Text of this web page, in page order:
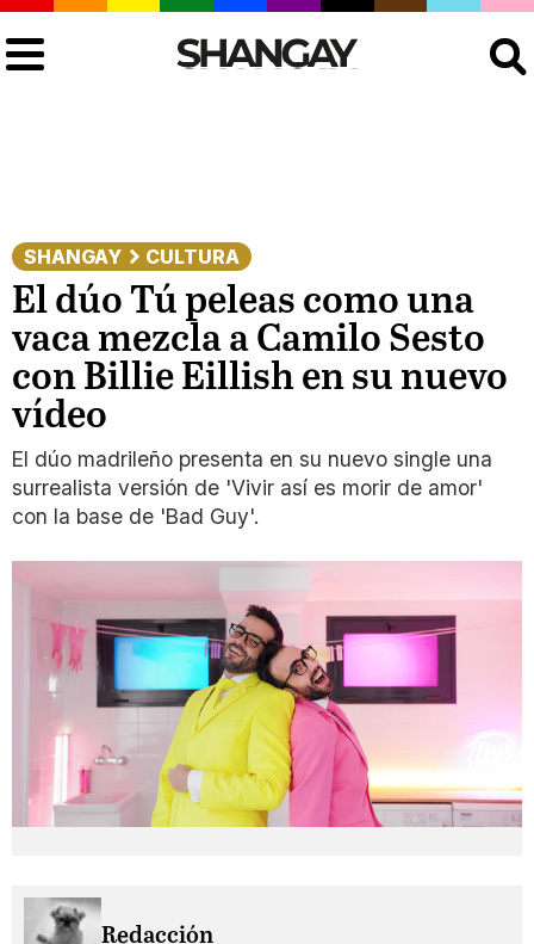
SHANGAY CULTURA
El dúo Tú peleas como una
vaca mezcla a Camilo Sesto
con Billie Eillish en su nuevo
vídeo
El dúo madrileño presenta en su nuevo single una
surrealista versión de 'Vivir así es morir de amor'
con la base de 'Bad Guy'.
Redacción